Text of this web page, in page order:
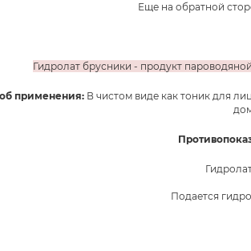
Еще на обратной
Гидролат брусники - продукт
применения: В чистом виде как тоник для
Подается